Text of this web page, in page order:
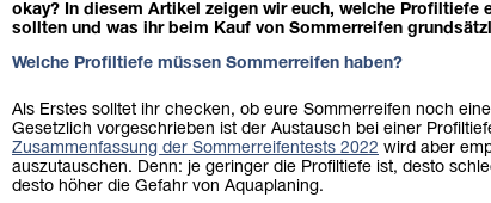
okay? In diesem Artikel zeigen wir euch, welche Profiltiefe
sollten und was ihr beim Kauf von Sommerreifen
Welche Profiltiefe müssen Sommerreifen haben?
Als Erstes solltet ihr checken, ob eure Sommerreifen noch
Gesetzlich vorgeschrieben ist der Austausch bei einer
Zusammenfassung der Sommerreifentests 2022 wird aber
auszutauschen. Denn: je geringer die Profiltiefe ist, desto
desto höher die Gefahr von Aquaplaning.